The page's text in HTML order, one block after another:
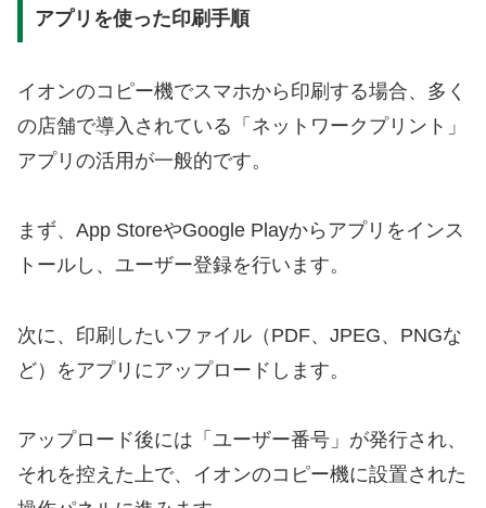
アプリを使った印刷手順
イオンのコピー機でスマホから印刷する場合、多く
の店舗で導入されている「ネットワークプリント」
アプリの活用が一般的です。
まず、App StoreやGoogle Playからアプリをインス
トールし、ユーザー登録を行います。
次に、印刷したいファイル（PDF、JPEG、PNGな
ど）をアプリにアップロードします。
アップロード後には「ユーザー番号」が発行され、
それを控えた上で、イオンのコピー機に設置された